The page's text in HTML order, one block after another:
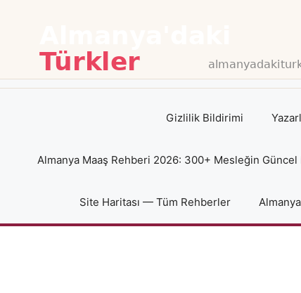
Gizlilik Bildirimi
Almanya Maaş Rehberi 2026: 300+ Mesleğin
Site Haritası — Tüm Rehberler